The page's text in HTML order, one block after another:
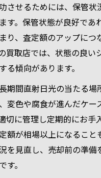
させるためには、保管状
す。保管状態が良好であ
り、査定額のアップにつ
買取店では、状態の良い
る傾向があります。
期間直射日光の当たる場
変色や腐食が進んだケー
切に管理し定期的にお手
額が相場以上になること
を見直し、売却前の準備
す。